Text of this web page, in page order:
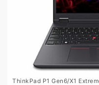
ThinkPad P1 Gen6/X1